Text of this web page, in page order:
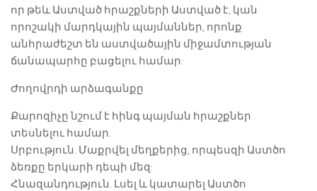
որ թեև Աստված հրաշքների Աստված է, կան
որոշակի մարդկային պայմաններ, որոնք
անհրաժեշտ են աստվածային միջամտության
ճանապարհը բացելու համար:
Ժողովրդի արձագանքը
Քարոզիչը նշում է հինգ պայման հրաշքներ
տեսնելու համար.
Սրբություն. Մաքրվել մեղքերից, որպեսզի Աստծո
ձեռքը երկարի դեպի մեզ:
Հնազանդություն. Լսել և կատարել Աստծո